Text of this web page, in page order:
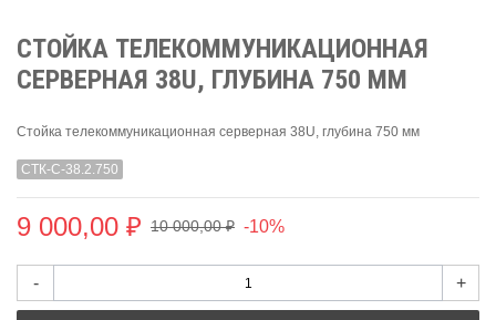
СТОЙКА ТЕЛЕКОММУНИКАЦИОННАЯ
СЕРВЕРНАЯ 38U, ГЛУБИНА 750 ММ
Стойка телекоммуникационная серверная 38U, глубина 750 мм
СТК-С-38.2.750
9 000,00 ₽ 10 000,00 ₽ -10%
- +